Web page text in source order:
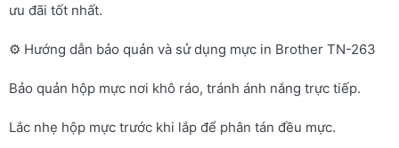
ưu đãi tốt nhất.
⚙️ Hướng dẫn bảo quản và sử dụng mực in Brother TN-263
Bảo quản hộp mực nơi khô ráo, tránh ánh nắng trực tiếp.
Lắc nhẹ hộp mực trước khi lắp để phân tán đều mực.